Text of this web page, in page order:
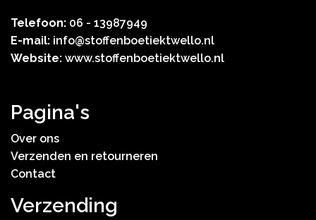
Telefoon: 06 - 13987949
E-mail: info@stoffenboetiektwello.nl
Website: www.stoffenboetiektwello.nl
Pagina's
Over ons
Verzenden en retourneren
Contact
Verzending